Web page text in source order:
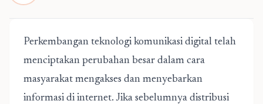
Perkembangan teknologi komunikasi digital telah
menciptakan perubahan besar dalam cara
masyarakat mengakses dan menyebarkan
informasi di internet. Jika sebelumnya distribusi